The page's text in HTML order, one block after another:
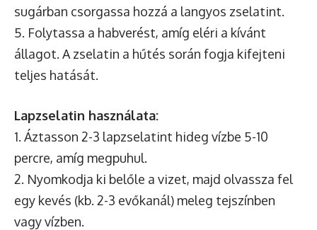
sugárban csorgassa hozzá a langyos zselatint.
5. Folytassa a habverést, amíg eléri a kívánt
állagot. A zselatin a hűtés során fogja kifejteni
teljes hatását.
Lapzselatin használata:
1. Áztasson 2-3 lapzselatint hideg vízbe 5-10
percre, amíg megpuhul.
2. Nyomkodja ki belőle a vizet, majd olvassza fel
egy kevés (kb. 2-3 evőkanál) meleg tejszínben
vagy vízben.